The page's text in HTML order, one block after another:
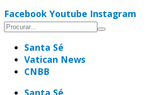
Facebook Youtube Instagram
Santa Sé
Vatican News
CNBB
Santa Sé